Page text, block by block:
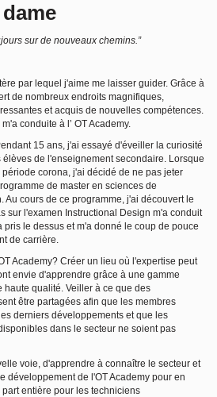
sur de nouveaux chemins.”
par lequel j'aime me laisser guider. Grâce à
de nombreux endroits magnifiques,
et acquis de nouvelles compétences.
conduite à l’ OT Academy.
15 ans, j'ai essayé d'éveiller la curiosité
de l'enseignement secondaire. Lorsque
corona, j'ai décidé de ne pas jeter
de master en sciences de
Au cours de ce programme, j'ai découvert le
sur l'examen Instructional Design m'a conduit
pris le dessus et m'a donné le coup de pouce
de carrière.
Academy? Créer un lieu où l'expertise peut
envie d'apprendre grâce à une gamme
haute qualité. Veiller à ce que des
être partagées afin que les membres
derniers développements et que les
dans le secteur ne soient pas
voie, d'apprendre à connaître le secteur et
développement de l'OT Academy pour en
entière pour les techniciens